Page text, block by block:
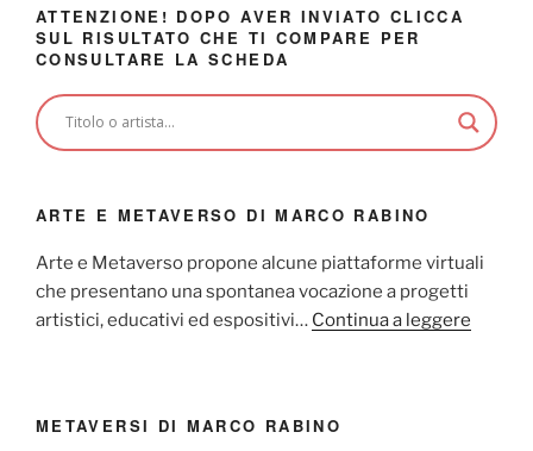
ATTENZIONE! DOPO AVER INVIATO CLICCA
SUL RISULTATO CHE TI COMPARE PER
CONSULTARE LA SCHEDA
ARTE E METAVERSO DI MARCO RABINO
Arte e Metaverso propone alcune piattaforme virtuali
che presentano una spontanea vocazione a progetti
artistici, educativi ed espositivi… Continua a leggere
METAVERSI DI MARCO RABINO